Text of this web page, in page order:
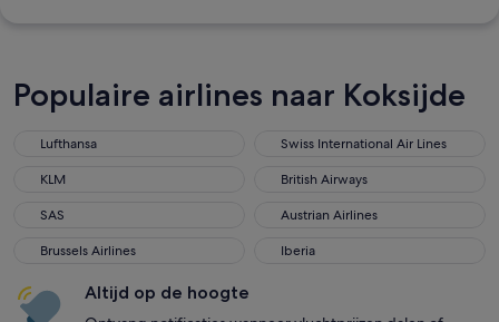
Populaire airlines naar Koksijde
Lufthansa
Lufthansa Swiss International Air Lines
Swiss International Air Lines
KLM
KLM British Airways
British Airways
SAS
SAS Austrian Airlines
Austrian Airlines
Brussels Airlines
Brussels Airlines Iberia
Iberia
Altijd op de hoogte